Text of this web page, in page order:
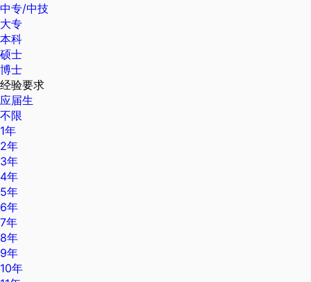
中专/中技
大专
本科
硕士
博士
经验要求
应届生
不限
1年
2年
3年
4年
5年
6年
7年
8年
9年
10年